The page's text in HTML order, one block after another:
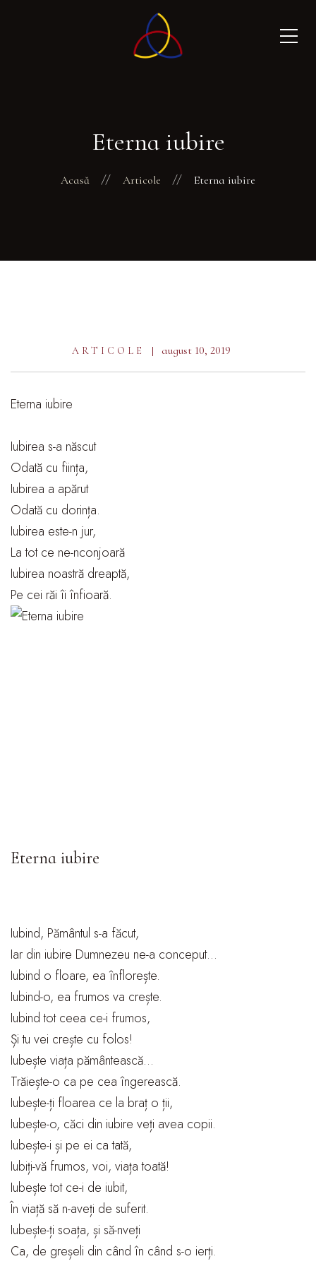
Eterna iubire
Acasă Articole Eterna iubire
ARTICOLE august 10, 2019
Eterna iubire
Iubirea s-a născut
Odată cu ființa,
Iubirea a apărut
Odată cu dorința.
Iubirea este-n jur,
La tot ce ne-nconjoară
Iubirea noastră dreaptă,
Pe cei răi îi înfioară.
Eterna iubire
Iubind, Pământul s-a făcut,
Iar din iubire Dumnezeu ne-a conceput…
Iubind o floare, ea înflorește.
Iubind-o, ea frumos va crește.
Iubind tot ceea ce-i frumos,
Și tu vei crește cu folos!
Iubește viața pământească…
Trăiește-o ca pe cea îngerească.
Iubește-ți floarea ce la braț o ții,
Iubește-o, căci din iubire veți avea copii.
Iubește-i și pe ei ca tată,
Iubiți-vă frumos, voi, viața toată!
Iubește tot ce-i de iubit,
În viață să n-aveți de suferit.
Iubește-ți soața, și să-nveți
Ca, de greșeli din când în când s-o ierți.